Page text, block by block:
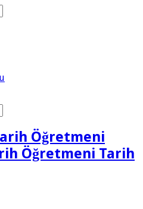
Öğretmeni Tarih